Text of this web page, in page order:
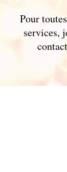
Pour
services,